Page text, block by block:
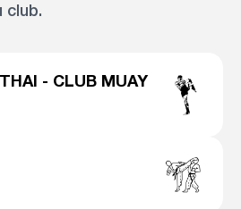
club.
- CLUB MUAY